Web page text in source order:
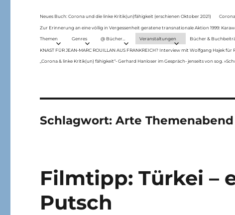
Neues Buch: Corona und die linke Kritik(un)fähigkeit (erschienen Oktober 2021)
Zur Erinnerung an eine völlig in Vergessenheit geratene transnationale Aktion 1999:
Themen Genres @ Bücher… Veranstaltungen Bücher &
KNAST FÜR JEAN-MARC ROUILLAN AUS FRANKREICH? Interview mit Wolfgang Hajek für
„Corona & linke Kritik(un) fähigkeit“- Gerhard Hanloser im Gespräch- jenseits von sog.
Schlagwort:Arte Themenabend
Filmtipp: Türkei –
Putsch